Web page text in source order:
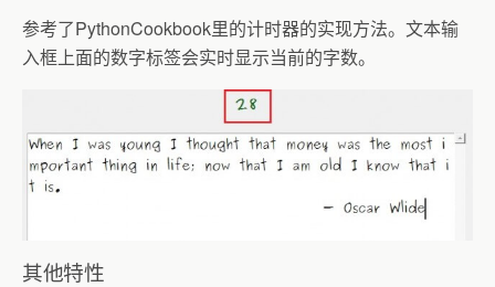
参考了PythonCookbook里的计时器的实现方法。文本输
入框上面的数字标签会实时显示当前的字数。
其他特性